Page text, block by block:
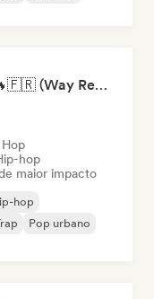
RAP FRANÇAIS 2026 🔥🇫🇷 (Way Records)
hop
maior impacto
hop
Pop urbano